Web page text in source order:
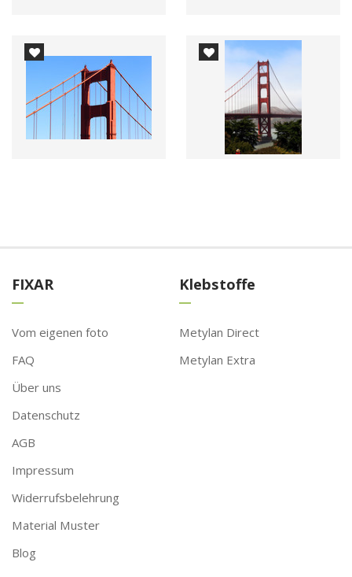
FIXAR
Vom eigenen foto
FAQ
Über uns
Datenschutz
AGB
Impressum
Widerrufsbelehrung
Material Muster
Blog
Klebstoffe
Metylan Direct
Metylan Extra